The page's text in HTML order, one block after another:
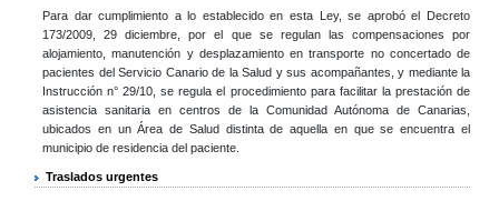
Para dar cumplimiento a lo establecido en esta Ley, se aprobó el Decreto
173/2009, 29 diciembre, por el que se regulan las compensaciones por
alojamiento, manutención y desplazamiento en transporte no concertado de
pacientes del Servicio Canario de la Salud y sus acompañantes, y mediante la
Instrucción n° 29/10, se regula el procedimiento para facilitar la prestación de
asistencia sanitaria en centros de la Comunidad Autónoma de Canarias,
ubicados en un Área de Salud distinta de aquella en que se encuentra el
municipio de residencia del paciente.
Traslados urgentes